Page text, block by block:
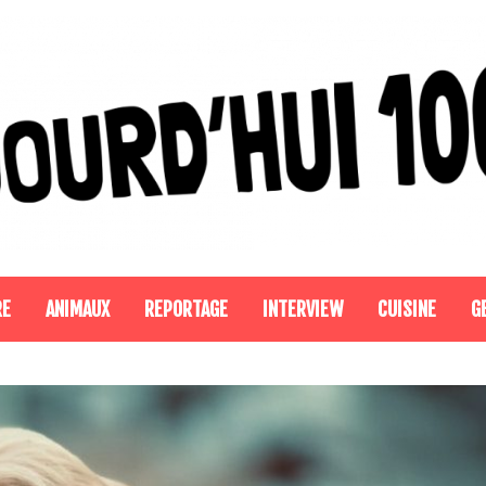
ANIMAUX REPORTAGE INTERVIEW CUISINE